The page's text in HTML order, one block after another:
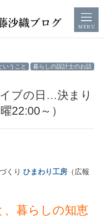
暮らしの設計士のお話
いうこと
22:00～）
くりひまわり工房 （広報
暮らしの知恵